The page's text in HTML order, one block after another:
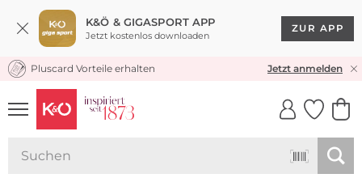
K&Ö & GIGASPORT APP
Jetzt kostenlos downloaden
ZUR APP
KOSTENLOSER VERSAND* & RÜCKVERSAND
Pluscard Vorteile erhalten Jetzt anmelden
UNSERE APP
CLICK &